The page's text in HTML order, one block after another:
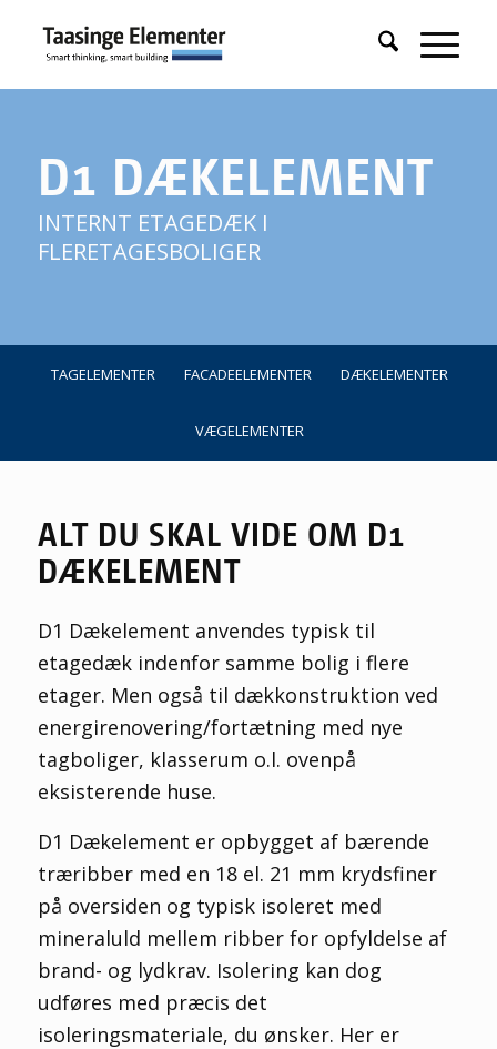
D1 DÆKELEMENT
INTERNT ETAGEDÆK I
FLERETAGESBOLIGER
TAGELEMENTER FACADEELEMENTER DÆKELEMENTER
VÆGELEMENTER
ALT DU SKAL VIDE OM D1
DÆKELEMENT
D1 Dækelement anvendes typisk til
etagedæk indenfor samme bolig i flere
etager. Men også til dækkonstruktion ved
energirenovering/fortætning med nye
tagboliger, klasserum o.l. ovenpå
eksisterende huse.
D1 Dækelement er opbygget af bærende
træribber med en 18 el. 21 mm krydsfiner
på oversiden og typisk isoleret med
mineraluld mellem ribber for opfyldelse af
brand- og lydkrav. Isolering kan dog
udføres med præcis det
isoleringsmateriale, du ønsker. Her er